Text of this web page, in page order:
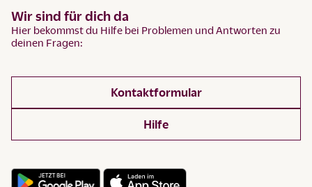
Wir sind für dich da
Hier bekommst du Hilfe bei Problemen und Antworten zu
deinen Fragen:
Kontaktformular
Hilfe